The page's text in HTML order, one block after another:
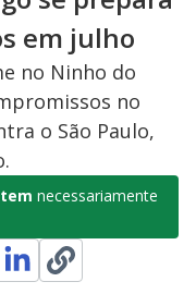
em julho
no Ninho do
no
o São Paulo,
necessariamente